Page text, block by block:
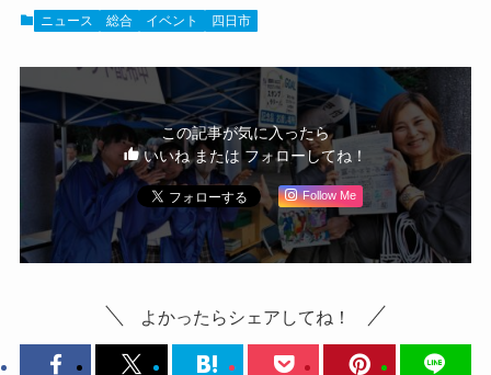
ニュース 総合 イベント 四日市
この記事が気に入ったら
いいね または フォローしてね！
Follow Me
よかったらシェアしてね！